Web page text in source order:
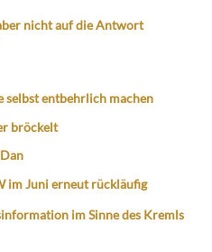
nicht auf die Antwort
selbst entbehrlich machen
bröckelt
im Juni erneut rückläufig
im Sinne des Kremls